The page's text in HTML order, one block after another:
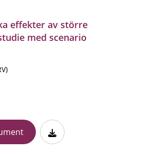
effekter av större
med scenario